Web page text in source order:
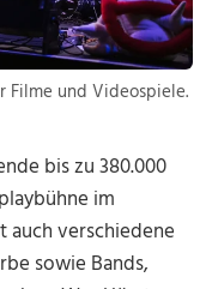
Filme und Videospiele.
bis zu 380.000
im
auch verschiedene
sowie Bands,